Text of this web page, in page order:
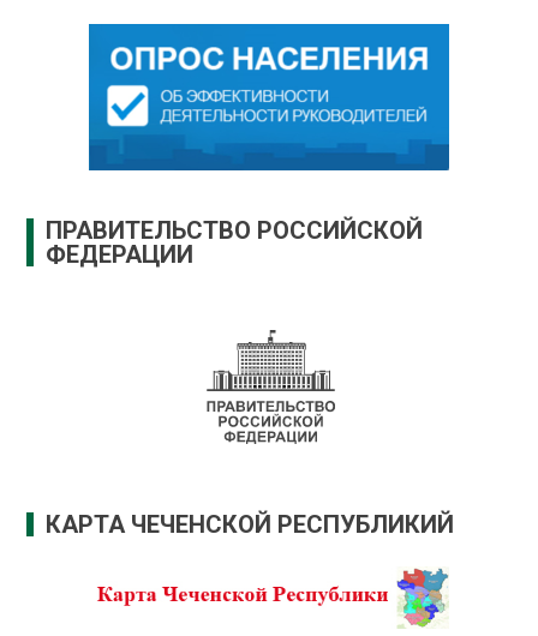
ПРАВИТЕЛЬСТВО РОССИЙСКОЙ
ФЕДЕРАЦИИ
КАРТА ЧЕЧЕНСКОЙ РЕСПУБЛИКИЙ